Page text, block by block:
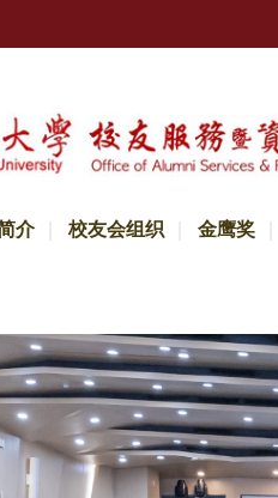
介 校友会组织 金鹰奖